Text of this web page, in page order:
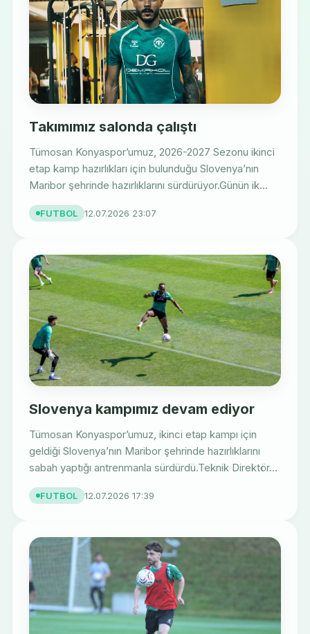
Takımımız salonda çalıştı
Tümosan Konyaspor’umuz, 2026-2027 Sezonu ikinci
etap kamp hazırlıkları için bulunduğu Slovenya’nın
Maribor şehrinde hazırlıklarını sürdürüyor.Günün ik...
FUTBOL 12.07.2026 23:07
Slovenya kampımız devam ediyor
Tümosan Konyaspor’umuz, ikinci etap kampı için
geldiği Slovenya’nın Maribor şehrinde hazırlıklarını
sabah yaptığı antrenmanla sürdürdü.Teknik Direktör...
FUTBOL 12.07.2026 17:39